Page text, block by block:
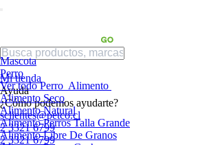
Mi tienda
Ayuda
¿Cómo podemos ayudarte?
sclientes@petco.cl
2 3321 6799
2 3321 6799
Mascota
Perro
Ver todo Perro Alimento
Alimento Seco
Alimento Natural
Alimento Perros Talla Grande
Alimento Libre De Granos